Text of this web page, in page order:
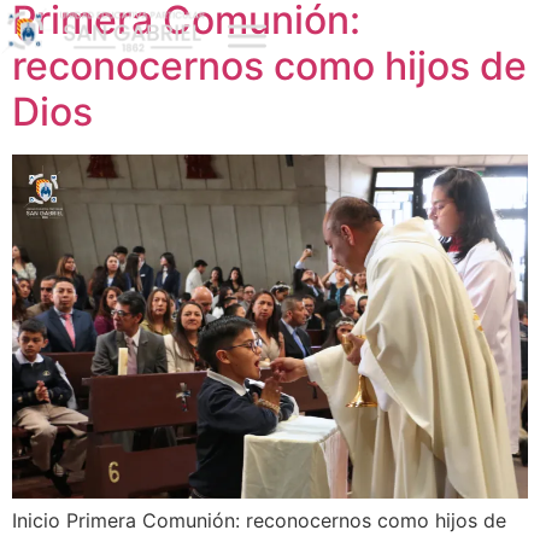
Primera Comunión:
reconocernos como hijos de
Dios
Inicio Primera Comunión: reconocernos como hijos de